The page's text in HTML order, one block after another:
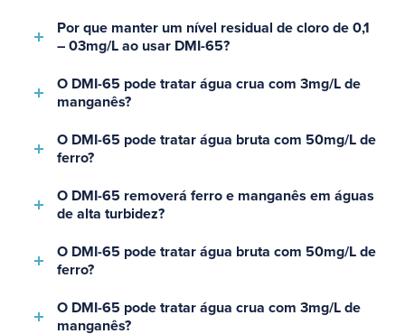
Por que manter um nível residual de cloro de 0,1
– 03mg/L ao usar DMI-65?
O DMI-65 pode tratar água crua com 3mg/L de
manganês?
O DMI-65 pode tratar água bruta com 50mg/L de
ferro?
O DMI-65 removerá ferro e manganês em águas
de alta turbidez?
O DMI-65 pode tratar água bruta com 50mg/L de
ferro?
O DMI-65 pode tratar água crua com 3mg/L de
manganês?